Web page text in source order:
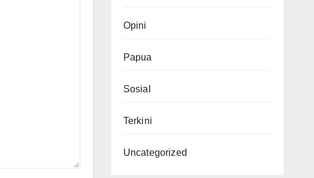
Opini
Papua
Sosial
Terkini
Uncategorized